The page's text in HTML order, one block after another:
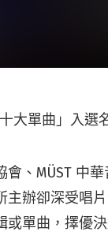
大單曲」入選
、MÜST 中
主辦卻深受唱
或單曲，擇優